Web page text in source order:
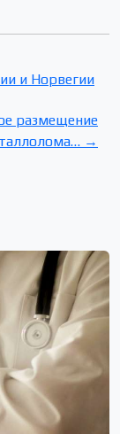
и Норвегии
размещение
→